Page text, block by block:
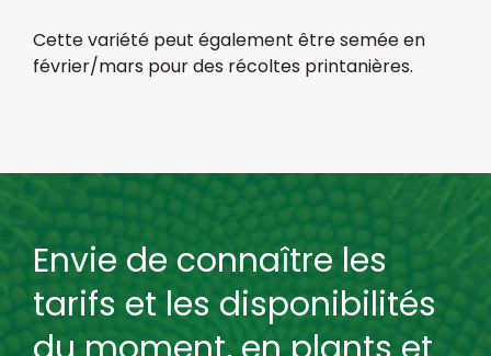
Cette variété peut également être semée en
février/mars pour des récoltes printanières.
Envie de connaître les
tarifs et les disponibilités